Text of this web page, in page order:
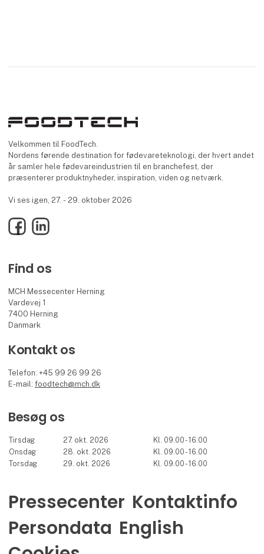
Velkommen til FoodTech.
Nordens førende destination for fødevareteknologi, der hvert andet
år samler hele fødevareindustrien til en branchefest, der
præsenterer produktnyheder, inspiration, viden og netværk.
Vi ses igen, 27. - 29. oktober 2026
FacebookLinkedIn
Find os
MCH Messecenter Herning
Vardevej 1
7400 Herning
Danmark
Kontakt os
Telefon: +45 99 26 99 26
E-mail:foodtech@mch.dk
Besøg os
Tirsdag 27. okt. 2026
Kl. 09.00 - 16.00
Onsdag
28. okt. 2026
Kl. 09.00 - 16.00
Torsdag
29. okt. 2026 Kl. 09.00 - 16.00
Pressecenter Kontaktinfo
Persondata English